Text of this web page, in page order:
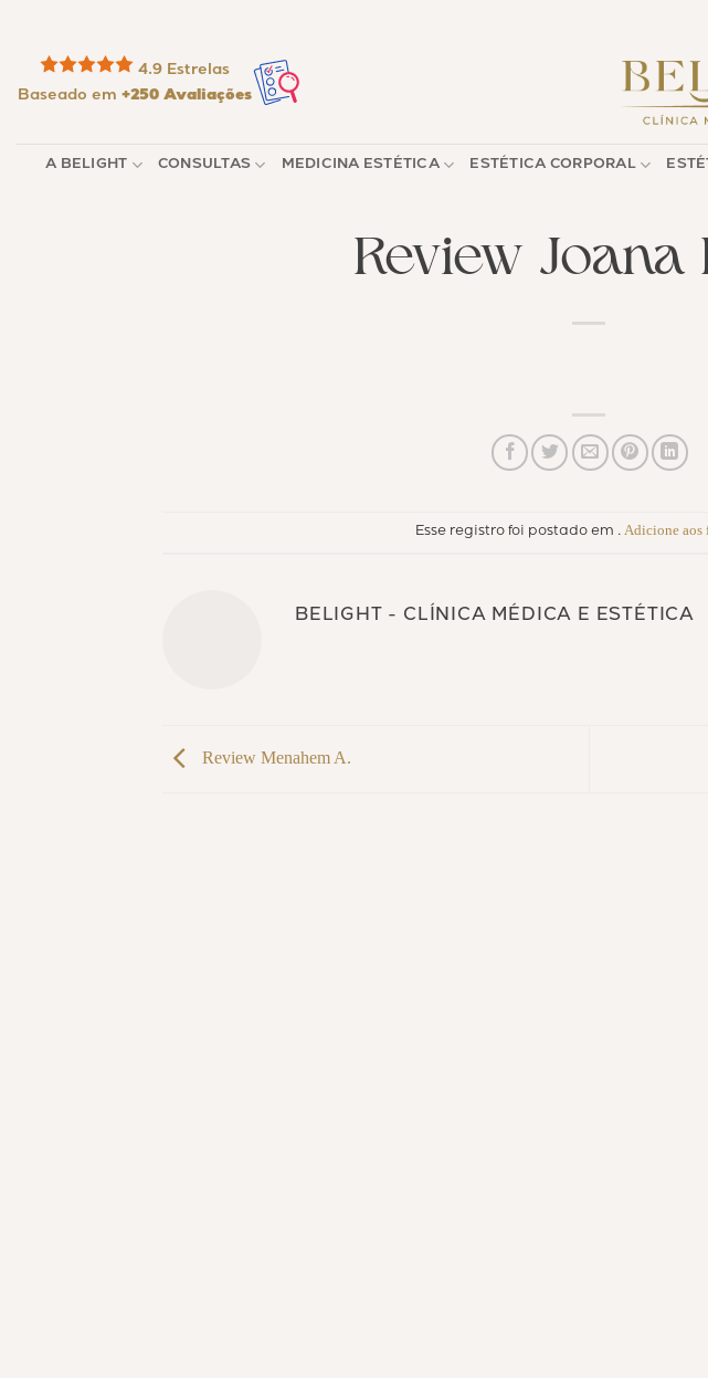
content
4.9 Estrelas
Baseado em+250 Avaliações
A BELIGHT CONSULTAS MEDICINA ESTÉTICA ESTÉTICA CORPORAL
Review Joana
Esse registro foi postado em .Adicione aos
BELIGHT - CLÍNICA MÉDICA E ESTÉTICA
Review Menahem A.